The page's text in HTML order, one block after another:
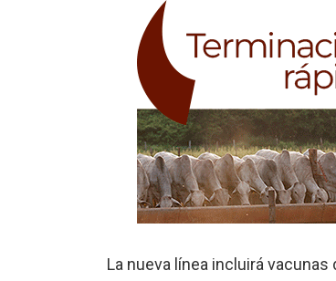
La nueva línea incluirá